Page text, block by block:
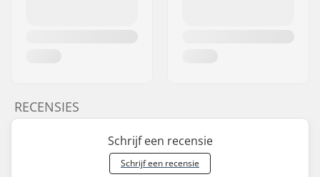
RECENSIES
Schrijf een recensie
Schrijf een recensie